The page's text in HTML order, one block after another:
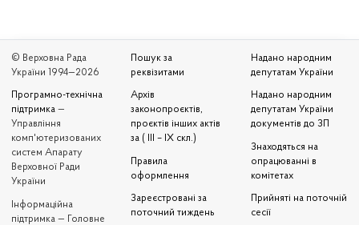
© Верховна Рада
України 1994—2026
Програмно-технічна
підтримка —
Управління
комп'ютеризованих
систем Апарату
Верховної Ради
України
Iнформаційна
підтримка — Головне
Пошук за
реквізитами
Архів
законопроєктів,
проєктів інших актів
за ( III – IX скл.)
Правила
оформлення
Зареєстровані за
поточний тиждень
Надано народним
депутатам України
Надано народним
депутатам України
документів до ЗП
Знаходяться на
опрацюванні в
комітетах
Прийняті на поточній
сесії